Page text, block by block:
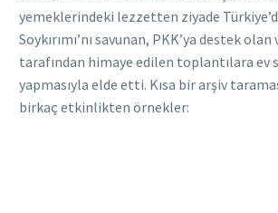
yemeklerindeki lezzetten ziyade
Soykırımı’nı savunan, PKK’ya destek
tarafından himaye edilen toplantılara ev
yapmasıyla elde etti. Kısa bir arşiv
birkaç etkinlikten örnekler: